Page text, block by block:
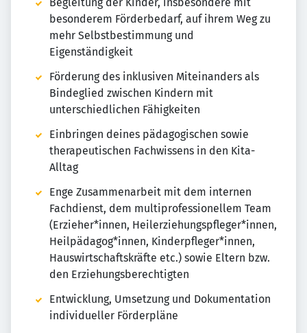
besonderem Förderbedarf, auf ihrem Weg zu
mehr Selbstbestimmung und
Eigenständigkeit
Förderung des inklusiven Miteinanders als
Bindeglied zwischen Kindern mit
unterschiedlichen Fähigkeiten
Einbringen deines pädagogischen sowie
therapeutischen Fachwissens in den Kita-
Alltag
Enge Zusammenarbeit mit dem internen
Fachdienst, dem multiprofessionellem Team
(Erzieher*innen, Heilerziehungspfleger*innen,
Heilpädagog*innen, Kinderpfleger*innen,
Hauswirtschaftskräfte etc.) sowie Eltern bzw.
den Erziehungsberechtigten
Entwicklung, Umsetzung und Dokumentation
individueller Förderpläne